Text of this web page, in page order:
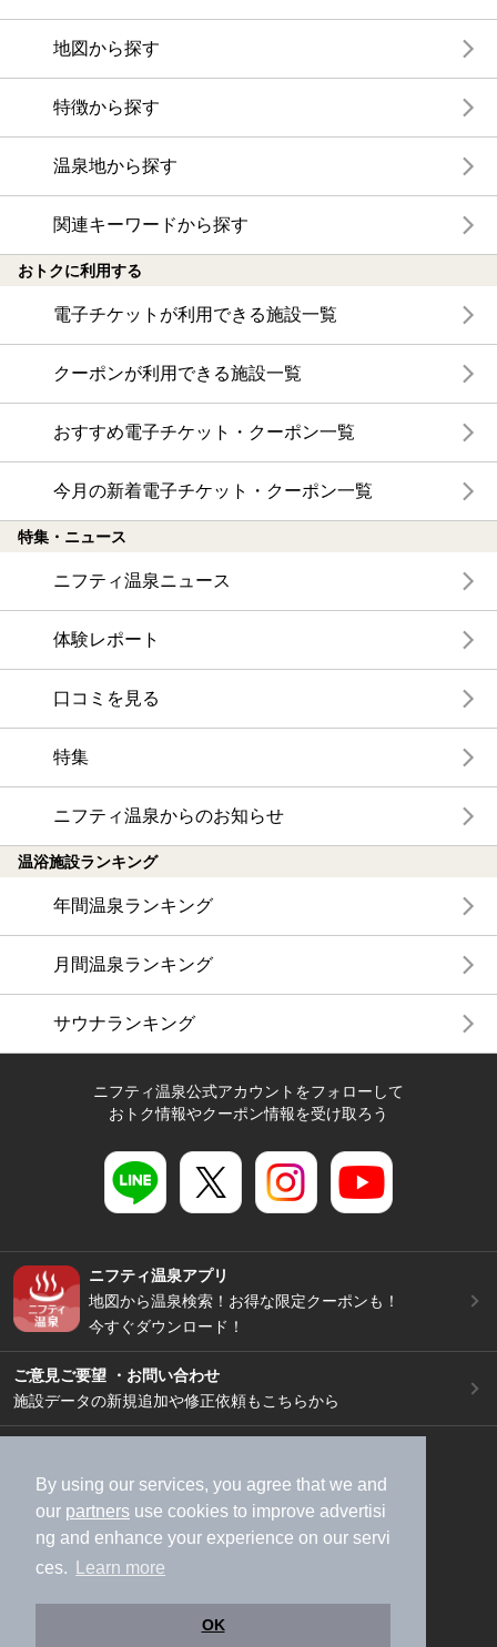
By using our services, you agree that we and
our partners use cookies to improve advertisi
ng and enhance your experience on our servi
ces.
Learn more
OK
地図から探す
特徴から探す
温泉地から探す
関連キーワードから探す
おトクに利用する
電子チケットが利用できる施設一覧
クーポンが利用できる施設一覧
おすすめ電子チケット・クーポン一覧
今月の新着電子チケット・クーポン一覧
特集・ニュース
ニフティ温泉ニュース
体験レポート
口コミを見る
特集
ニフティ温泉からのお知らせ
温浴施設ランキング
年間温泉ランキング
月間温泉ランキング
サウナランキング
ニフティ温泉公式アカウントをフォローして
おトク情報やクーポン情報を受け取ろう
ニフティ温泉アプリ
地図から温泉検索！お得な限定クーポンも！
今すぐダウンロード！
ご意見ご要望 ・お問い合わせ
施設データの新規追加や修正依頼もこちらから
加盟店募集（資料請求）
広告出稿のご案内
利用規約
ライフスタイルMEMBERS+規約
特定商取引法に基づく表記
ヘルプ
採用情報
運営会社